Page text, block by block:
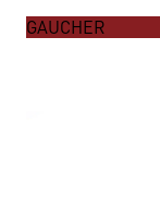
GAUCHER